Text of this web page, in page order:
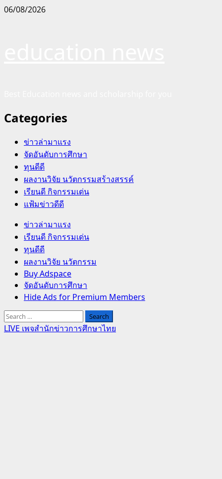
Skip
06/08/2026
Categories
ข่าวล่ามาแรง
จัดอันดับการศึกษา
ทุนดีดี
ผลงานวิจัย นวัตกรรมสร้างสรรค์
เรียนดี กิจกรรมเด่น
แฟ้มข่าวดีดี
Primary
Menu
ข่าวล่ามาแรง
เรียนดี กิจกรรมเด่น
ทุนดีดี
ผลงานวิจัย นวัตกรรม
Buy Adspace
จัดอันดับการศึกษา
Hide Ads for Premium Members
Search
for:
LIVE เพจสำนักข่าวการศึกษาไทย